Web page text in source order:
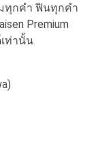
มทุกคำ ฟินทุกคำ
Premium
ท่านั้น